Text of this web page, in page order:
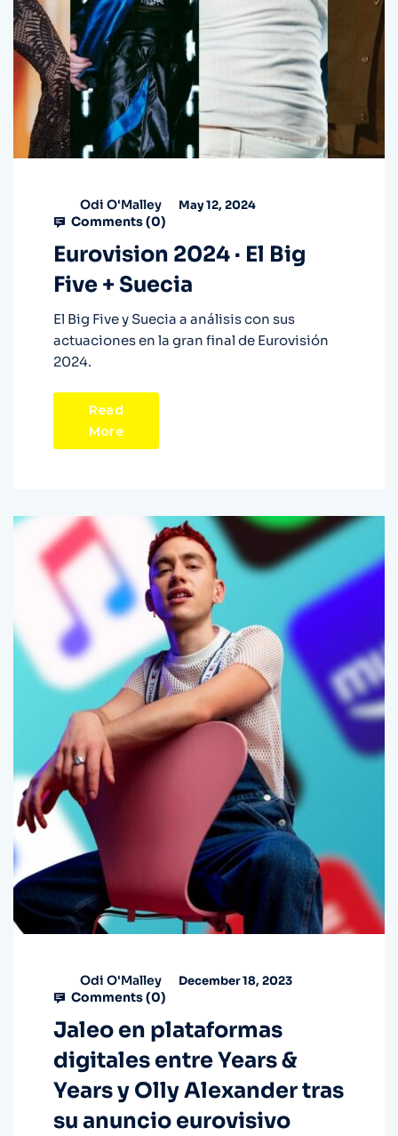
Odi O'Malley May 12, 2024
Comments (0)
Eurovision 2024 · El Big
Five + Suecia
El Big Five y Suecia a análisis con sus
actuaciones en la gran final de Eurovisión
2024.
Read
More
Odi O'Malley December 18, 2023
Comments (0)
Jaleo en plataformas
digitales entre Years &
Years y Olly Alexander tras
su anuncio eurovisivo